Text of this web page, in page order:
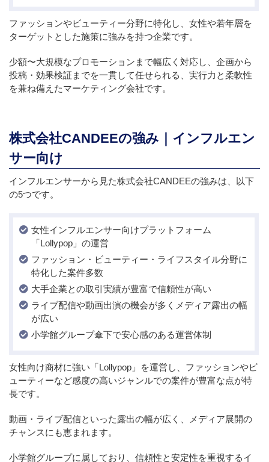
ファッションやビューティー分野に特化し、女性や若年層を
ターゲットとした施策に強みを持つ企業です。
少額〜大規模なプロモーションまで幅広く対応し、企画から
投稿・効果検証までを一貫して任せられる、実行力と柔軟性
を兼ね備えたマーケティング会社です。
株式会社CANDEEの強み｜インフルエン
サー向け
インフルエンサーから見た株式会社CANDEEの強みは、以下
の5つです。
女性インフルエンサー向けプラットフォーム
「Lollypop」の運営
ファッション・ビューティー・ライフスタイル分野に
特化した案件多数
大手企業との取引実績が豊富で信頼性が高い
ライブ配信や動画出演の機会が多くメディア露出の幅
が広い
小学館グループ傘下で安心感のある運営体制
女性向け商材に強い「Lollypop」を運営し、ファッションやビ
ューティーなど感度の高いジャンルでの案件が豊富な点が特
長です。
動画・ライブ配信といった露出の幅が広く、メディア展開の
チャンスにも恵まれます。
小学館グループに属しており、信頼性と安定性を重視するイ